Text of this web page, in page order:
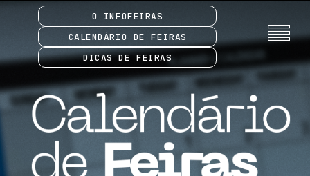
O INFOFEIRAS
CALENDÁRIO DE FEIRAS
DICAS DE FEIRAS